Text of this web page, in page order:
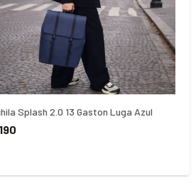
Splash 2.0 13 Gaston Luga Azul